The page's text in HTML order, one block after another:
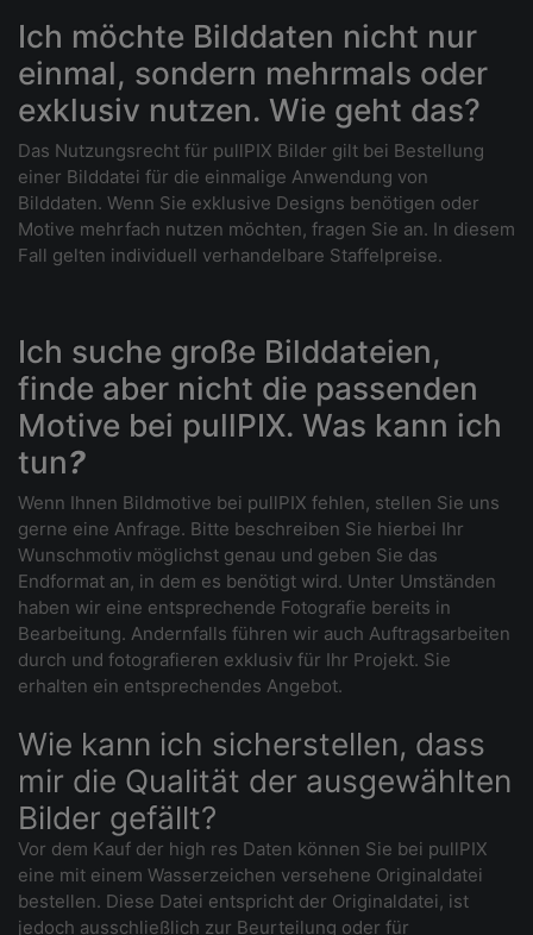
Ich möchte Bilddaten nicht nur
einmal, sondern mehrmals oder
exklusiv nutzen. Wie geht das?
Das Nutzungsrecht für pullPIX Bilder gilt bei Bestellung
einer Bilddatei für die einmalige Anwendung von
Bilddaten. Wenn Sie exklusive Designs benötigen oder
Motive mehrfach nutzen möchten, fragen Sie an. In diesem
Fall gelten individuell verhandelbare Staffelpreise.
Ich suche große Bilddateien,
finde aber nicht die passenden
Motive bei pullPIX. Was kann ich
tun?
Wenn Ihnen Bildmotive bei pullPIX fehlen, stellen Sie uns
gerne eine Anfrage. Bitte beschreiben Sie hierbei Ihr
Wunschmotiv möglichst genau und geben Sie das
Endformat an, in dem es benötigt wird. Unter Umständen
haben wir eine entsprechende Fotografie bereits in
Bearbeitung. Andernfalls führen wir auch Auftragsarbeiten
durch und fotografieren exklusiv für Ihr Projekt. Sie
erhalten ein entsprechendes Angebot.
Wie kann ich sicherstellen, dass
mir die Qualität der ausgewählten
Bilder gefällt?
Vor dem Kauf der high res Daten können Sie bei pullPIX
eine mit einem Wasserzeichen versehene Originaldatei
bestellen. Diese Datei entspricht der Originaldatei, ist
jedoch ausschließlich zur Beurteilung oder für